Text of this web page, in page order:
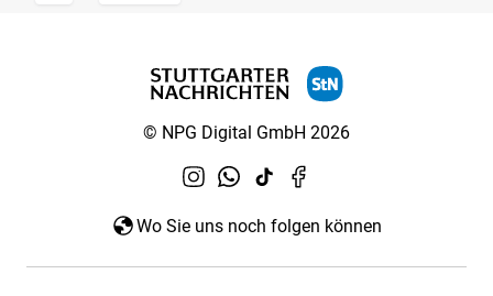
© NPG Digital GmbH 2026
Wo Sie uns noch folgen können